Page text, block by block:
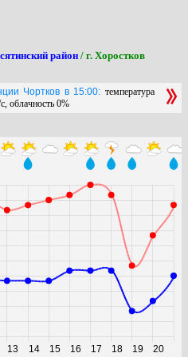
район / г. Хоростков
Чортков в 15:00: температура
облачность 0%
13 14 15 16 17 18 19 20